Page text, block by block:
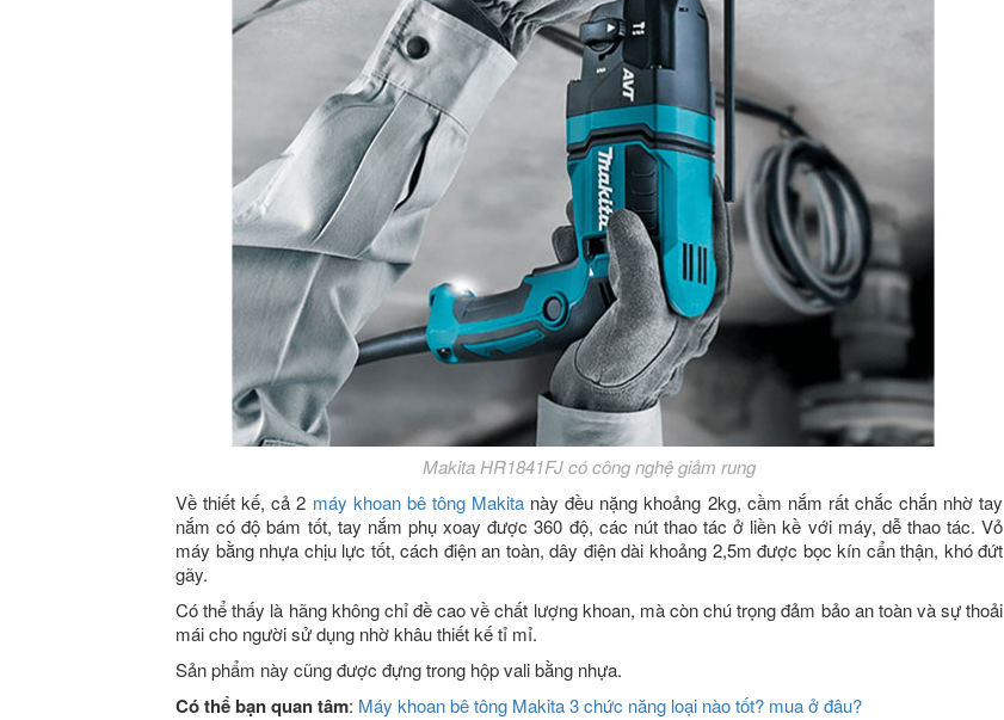
Makita HR1841FJ có công nghệ giảm rung
Về thiết kế, cả 2 máy khoan bê tông Makita này đều nặng khoảng 2kg, cầm nắm rất chắc chắn nhờ tay
nắm có độ bám tốt, tay nắm phụ xoay được 360 độ, các nút thao tác ở liền kề với máy, dễ thao tác. Vỏ
máy bằng nhựa chịu lực tốt, cách điện an toàn, dây điện dài khoảng 2,5m được bọc kín cẩn thận, khó đứt
gãy.
Có thể thấy là hãng không chỉ đề cao về chất lượng khoan, mà còn chú trọng đảm bảo an toàn và sự thoải
mái cho người sử dụng nhờ khâu thiết kế tỉ mỉ.
Sản phẩm này cũng được đựng trong hộp vali bằng nhựa.
Có thể bạn quan tâm: Máy khoan bê tông Makita 3 chức năng loại nào tốt? mua ở đâu?